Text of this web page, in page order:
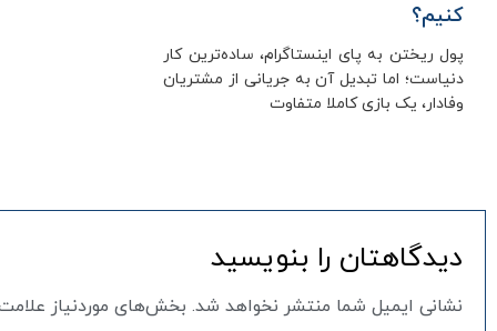
کنیم؟
پول ریختن به پای اینستاگرام، ساده‌ترین کار
دنیاست؛ اما تبدیل آن به جریانی از مشتریان
وفادار، یک بازی کاملا متفاوت
دیدگاهتان را بنویسید
نشانی ایمیل شما منتشر نخواهد شد. بخش‌های موردنیاز